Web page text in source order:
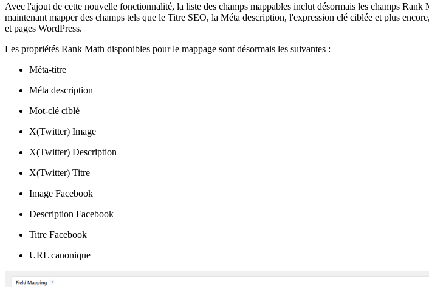
Avec l'ajout de cette nouvelle fonctionnalité, la liste des champs mappables inclut désormais les champs Rank
maintenant mapper des champs tels que le Titre SEO, la Méta description, l'expression clé ciblée et plus
et pages WordPress.
Les propriétés Rank Math disponibles pour le mappage sont désormais les suivantes :
Méta-titre
Méta description
Mot-clé ciblé
X(Twitter) Image
X(Twitter) Description
X(Twitter) Titre
Image Facebook
Description Facebook
Titre Facebook
URL canonique